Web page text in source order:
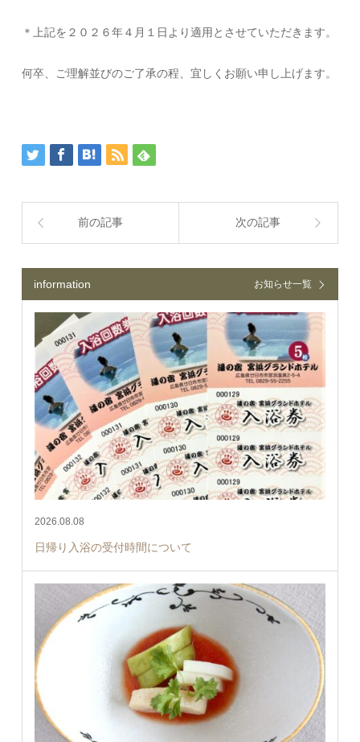
＊上記を２０２６年４月１日より適用とさせていただきます。
何卒、ご理解並びのご了承の程、宜しくお願い申し上げます。
前の記事 次の記事
information お知らせ一覧
2026.08.08
日帰り入浴の受付時間について